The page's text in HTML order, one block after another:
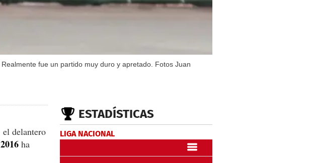
fue un partido muy duro y apretado. Fotos Juan
el delantero
ha
ESTADÍSTICAS
LIGA NACIONAL